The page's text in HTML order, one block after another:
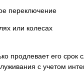
переключение
или колесах
продлевает его срок
с учетом